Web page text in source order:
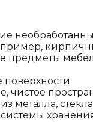
предметы
поверхности.
чистое
металла,